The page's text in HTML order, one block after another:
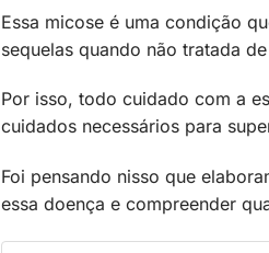
Essa micose é uma condição
sequelas quando não tratada
Por isso, todo cuidado com a
cuidados necessários para
Foi pensando nisso que
essa doença e compreender